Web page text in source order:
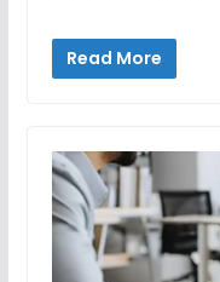
Read More